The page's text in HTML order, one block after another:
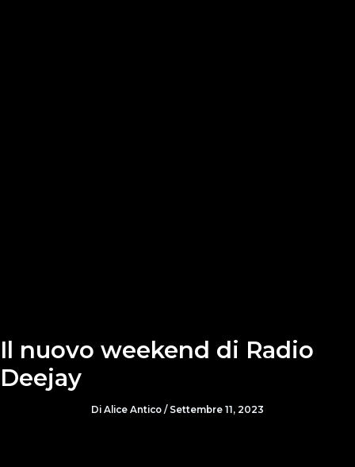
Il nuovo weekend di Radio
Deejay
Di Alice Antico / Settembre 11, 2023